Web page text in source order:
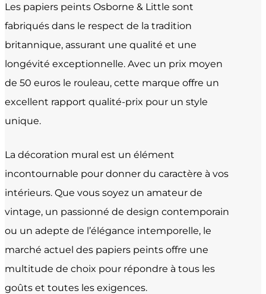
Les papiers peints Osborne & Little sont
fabriqués dans le respect de la tradition
britannique, assurant une qualité et une
longévité exceptionnelle. Avec un prix moyen
de 50 euros le rouleau, cette marque offre un
excellent rapport qualité-prix pour un style
unique.
La décoration mural est un élément
incontournable pour donner du caractère à vos
intérieurs. Que vous soyez un amateur de
vintage, un passionné de design contemporain
ou un adepte de l’élégance intemporelle, le
marché actuel des papiers peints offre une
multitude de choix pour répondre à tous les
goûts et toutes les exigences.